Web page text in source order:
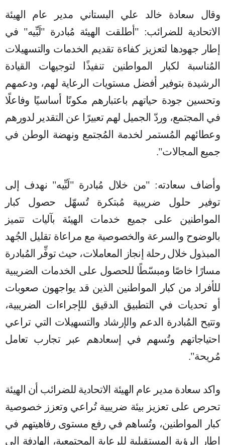
وقال سعادة خالد علي البستاني مدير عام الهيئة
الاتحادية للضرائب: "أطلقت الهيئة مُبادرة "لَبِّيه" في
إطار جهودها لتعزيز كفاءة تقديم الخدمات والتسهيلات
المُناسبة لكبار المواطنين تنفيذًا لتوجيهات القيادة
الرشيدة بتوفير أفضل مستويات الرعاية لهم، ودعمهم
وتحسين جودة حياتهم باعتبارهم مكونًا أساسيًا وفاعلًا
في المجتمع، وردّ الجميل لهم تعبيرًا عن التقدير لدورهم
وعطائهم المُستمر لخدمة المُجتمع ونهضة الوطن في
جميع المجالات".
وأضاف سعادته: "من خلال مُبادرة "لَبِّيه" نهدف إلى
توفير حلول ضريبية مُبتكرة تُسهّل حصول كبار
المواطنين على جميع خدمات الهيئة بآليات تتميز
بالوضوح والسرعة والخصوصية مع مراعاة تقليل الجُهد
المبذول خلال رحلة إنجاز المعاملات، حيث توفِّر المُبادرة
مسارًا خاصًا ومبسّطًا للحصول على الخدمات الضريبية
للأفراد من كبار المواطنين الذين قد يواجهون صعوبات
أو تحديات في التطبيق الدقيق للإجراءات الضريبية،
وتتيح المُبادرة الدعم والإرشاد والتسهيلات التي تراعي
احتياجاتهم وتُسهم في إسعادهم عبر تجارب تعامل
مُريحة".
واكد سعادة مدير عام الهيئة الاتحادية للضرائب أن الهيئة
تحرص على تعزيز بيئة ضريبية تُراعي وتعزز خصوصية
كبار المواطنين، وتُساهم في رفع مستوى رفاهيتهم في
إطار الرؤية المستقبلية للرعاية المجتمعية، الهادفة إلى